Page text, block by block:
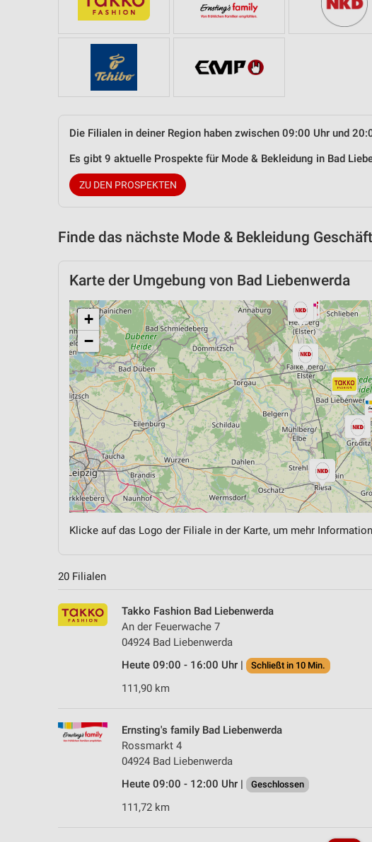
Die Filialen in deiner Region haben zwischen 09:00 Uhr und
Es gibt 9 aktuelle Prospekte für Mode & Bekleidung in Bad
ZU DEN PROSPEKTEN
Finde das nächste Mode & Bekleidung
Karte der Umgebung von Bad Liebenwerda
+
−
Klicke auf das Logo der Filiale in der Karte, um mehr
20 Filialen
Takko Fashion Bad Liebenwerda
An der Feuerwache 7
04924 Bad Liebenwerda
Heute 09:00 - 16:00 Uhr |
Schließt in 10 Min.
111,90 km
Ernsting's family Bad Liebenwerda
Rossmarkt 4
04924 Bad Liebenwerda
Heute 09:00 - 12:00 Uhr |
Geschlossen
111,72 km